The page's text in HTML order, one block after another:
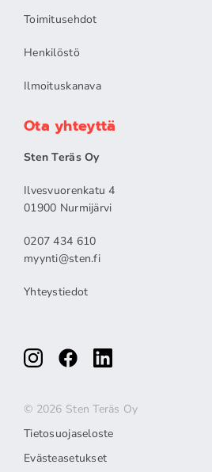
Toimitusehdot
Henkilöstö
Ilmoituskanava
Ota yhteyttä
Sten Teräs Oy
Ilvesvuorenkatu 4
01900 Nurmijärvi
0207 434 610
myynti@sten.fi
Yhteystiedot
© 2026 Sten Teräs Oy
Tietosuojaseloste
Evästeasetukset